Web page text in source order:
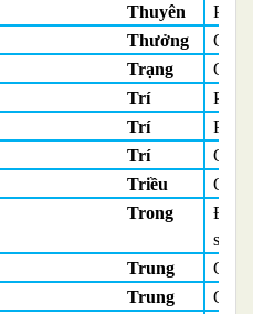
Thuyên
Phó
Thưởng
Trạng
Trí
Phó
Trí
Phó
Trí
Triều
Trong
sinh
Trung
Trung